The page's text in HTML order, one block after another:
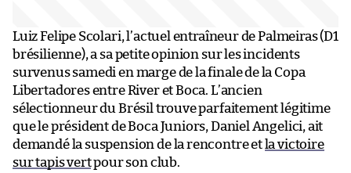
Luiz Felipe Scolari, l’actuel entraîneur de Palmeiras (D1
brésilienne), a sa petite opinion sur les incidents
survenus samedi en marge de la finale de la Copa
Libertadores entre River et Boca. L’ancien
sélectionneur du Brésil trouve parfaitement légitime
que le président de Boca Juniors, Daniel Angelici, ait
demandé la suspension de la rencontre etla victoire
sur tapis vertpour son club.